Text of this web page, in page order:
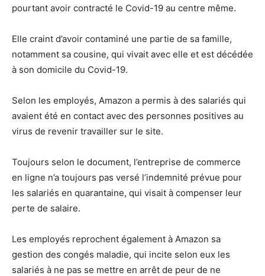
pourtant avoir contracté le Covid-19 au centre même.
Elle craint d’avoir contaminé une partie de sa famille,
notamment sa cousine, qui vivait avec elle et est décédée
à son domicile du Covid-19.
Selon les employés, Amazon a permis à des salariés qui
avaient été en contact avec des personnes positives au
virus de revenir travailler sur le site.
Toujours selon le document, l’entreprise de commerce
en ligne n’a toujours pas versé l’indemnité prévue pour
les salariés en quarantaine, qui visait à compenser leur
perte de salaire.
Les employés reprochent également à Amazon sa
gestion des congés maladie, qui incite selon eux les
salariés à ne pas se mettre en arrêt de peur de ne